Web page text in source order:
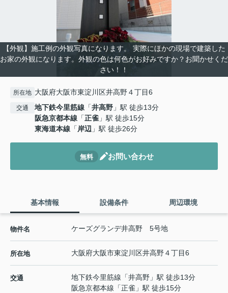
【外観】施工例の外観写真になります。 実際にほかの現場で建築した
お家の外観になります。外観の色は何色がお好みですか？お聞かせくだ
さい！！
所在地 大阪府大阪市東淀川区井高野４丁目6
交通 地下鉄今里筋線 「井高野 」駅 徒歩13分
阪急京都本線 「正雀 」駅 徒歩15分
東海道本線 「岸辺 」駅 徒歩26分
無料 お問い合わせ
基本情報 設備条件 周辺環境
物件名 ケーズグランデ井高野 5号地
所在地 大阪府大阪市東淀川区井高野４丁目6
交通 地下鉄今里筋線 「井高野 」駅 徒歩13分
阪急京都本線 「正雀 」駅 徒歩15分